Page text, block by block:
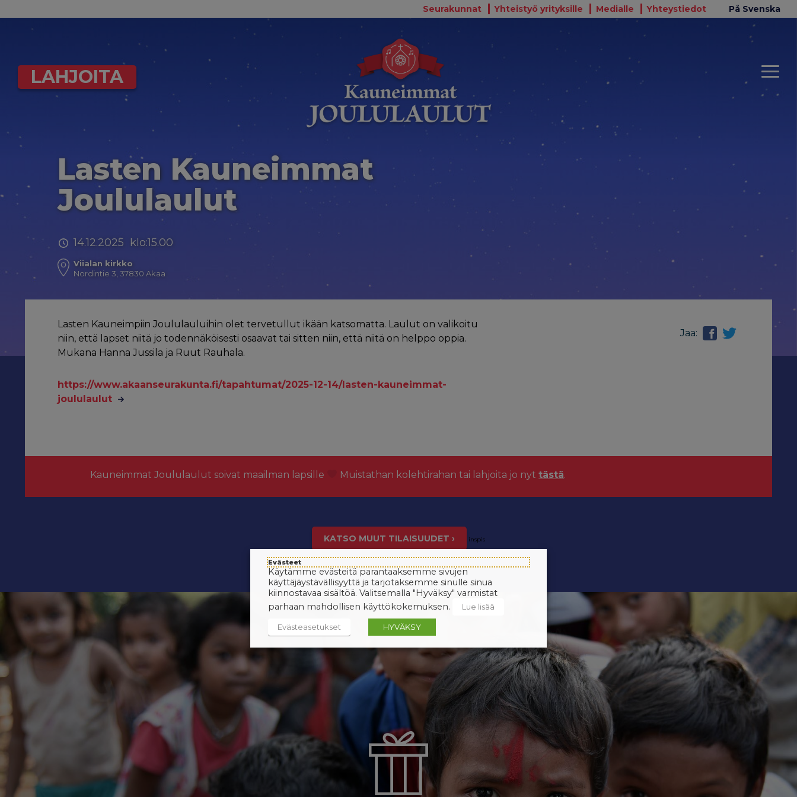
Seurakunnat Yhteistyö yrityksille Medialle Yhteystiedot På Svenska
LAHJOITA
Lasten Kauneimmat
Joululaulut
14.12.2025 klo:15.00
Viialan kirkko
Nordintie 3, 37830 Akaa
Jaa:
Lasten Kauneimpiin Joululauluihin olet tervetullut ikään katsomatta. Laulut on valikoitu
niin, että lapset niitä jo todennäköisesti osaavat tai sitten niin, että niitä on helppo oppia.
Mukana Hanna Jussila ja Ruut Rauhala.
https://www.akaanseurakunta.fi/tapahtumat/2025-12-14/lasten-kauneimmat-
joululaulut
Kauneimmat Joululaulut soivat maailman lapsille Muistathan kolehtirahan tai lahjoita jo nyttästä.
KATSO MUUT TILAISUUDET › inspis
Evästeet
Käytämme evästeitä parantaaksemme sivujen
käyttäjäystävällisyyttä ja tarjotaksemme sinulle sinua
kiinnostavaa sisältöä. Valitsemalla "Hyväksy" varmistat
parhaan mahdollisen käyttökokemuksen.
Lue lisää
Evästeasetukset HYVÄKSY